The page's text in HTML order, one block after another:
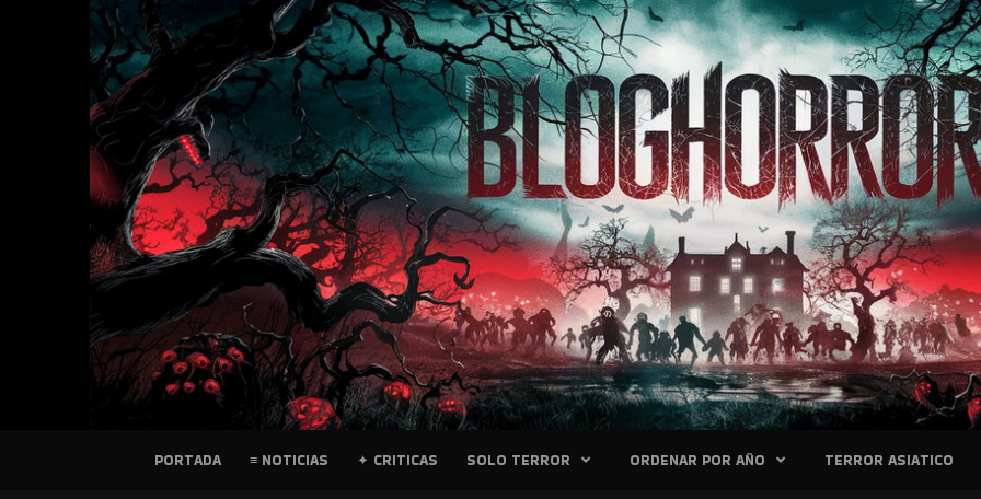
PELICULAS
PORTADA ≡ NOTICIAS ✦ CRITICAS SOLO TERROR ORDENAR POR AÑO TERROR ASIATICO